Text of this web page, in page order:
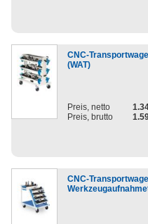
CNC-
(WAT)
Preis, netto
Preis, brutto
CNC-